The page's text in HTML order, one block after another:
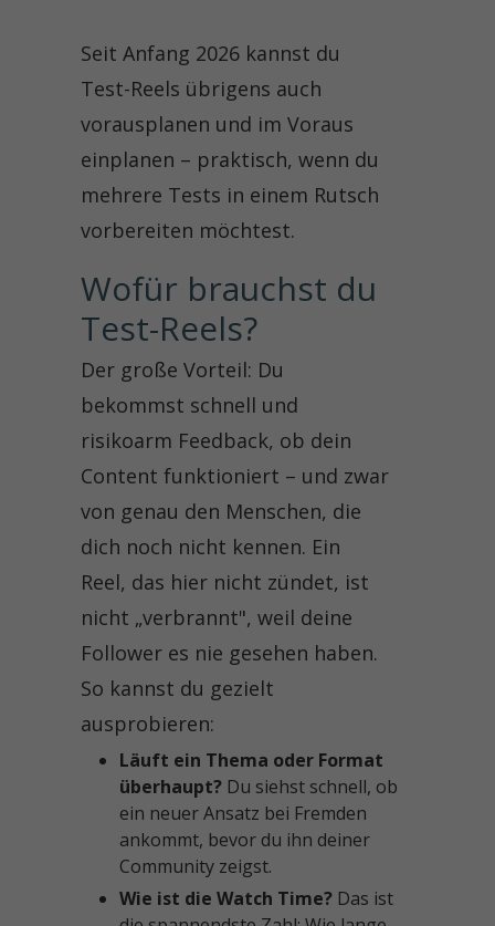
Seit Anfang 2026 kannst du
Test-Reels übrigens auch
vorausplanen und im Voraus
einplanen – praktisch, wenn du
mehrere Tests in einem Rutsch
vorbereiten möchtest.
Wofür brauchst du
Test-Reels?
Der große Vorteil: Du
bekommst schnell und
risikoarm Feedback, ob dein
Content funktioniert – und zwar
von genau den Menschen, die
dich noch nicht kennen. Ein
Reel, das hier nicht zündet, ist
nicht „verbrannt", weil deine
Follower es nie gesehen haben.
So kannst du gezielt
ausprobieren:
Läuft ein Thema oder Format
überhaupt? Du siehst schnell, ob
ein neuer Ansatz bei Fremden
ankommt, bevor du ihn deiner
Community zeigst.
Wie ist die Watch Time? Das ist